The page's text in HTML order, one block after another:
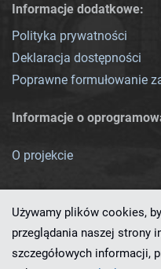
Informacje dodatkowe:
Polityka prywatności
Deklaracja dostępności
Poprawne formułowanie
Informacje o
O projekcie
Używamy plików cookies,
przeglądania naszej strony
szczegółowych informacji,